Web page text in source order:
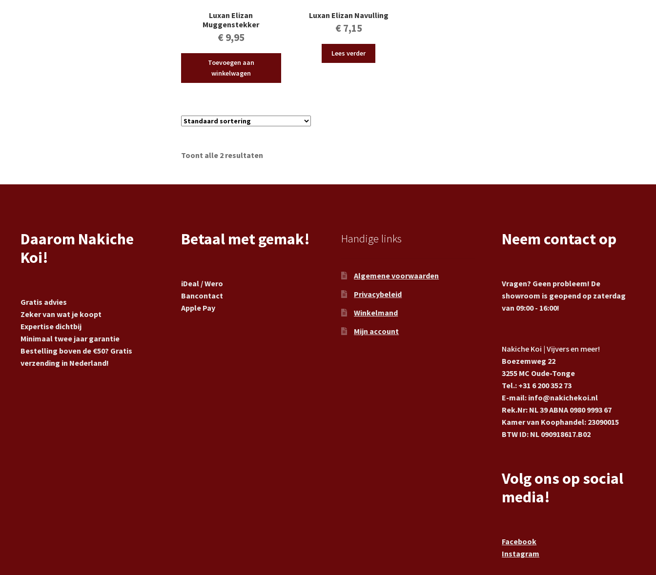
Luxan Elizan
Muggenstekker
€9,95
Toevoegen aan
winkelwagen
Luxan Elizan Navulling
€7,15
Lees verder
Toont alle 2 resultaten
Daarom Nakiche
Koi!
Gratis advies
Zeker van wat je koopt
Expertise dichtbij
Minimaal twee jaar garantie
Bestelling boven de €50? Gratis
verzending in Nederland!
Betaal met gemak!
iDeal / Wero
Bancontact
Apple Pay
Handige links
Algemene voorwaarden
Privacybeleid
Winkelmand
Mijn account
Neem contact op
Vragen? Geen probleem! De
showroom is geopend op zaterdag
van 09:00 - 16:00!
Nakiche Koi | Vijvers en meer!
Boezemweg 22
3255 MC Oude-Tonge
Tel.: +31 6 200 352 73
E-mail: info@nakichekoi.nl
Rek.Nr: NL 39 ABNA 0980 9993 67
Kamer van Koophandel: 23090015
BTW ID: NL 090918617.B02
Volg ons op social
media!
Facebook
Instagram